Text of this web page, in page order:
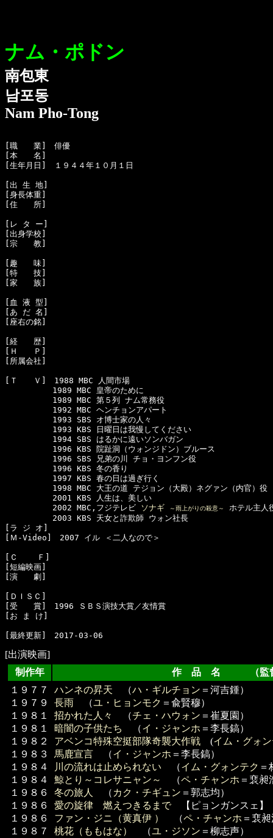
ナム・ポドン
南包東
남포동
Nam Pho-Tong
[職　　業]　俳優
[本　　名]
[生年月日]　１９４４年１０月１日
[出 生 地]
[身長体重]
[住　　所]
[レ タ ー]
[出身学校]
[宗　　教]
[趣　　味]
[特　　技]
[家　　族]
[血 液 型]
[あ だ 名]
[座右の銘]
[経　　歴]
[Ｈ　　Ｐ]
[所属会社]
[Ｔ　　Ｖ]　1988 MBC 人間市場
1989 MBC 皇帝のために
1989 MBC 第５列 ナム常務役
1992 MBC ヘンチョンアパート
1993 SBS オ博士家の人々
1993 KBS 日曜日は我慢してください
1994 SBS はるかに遠いソンバガン
1996 KBS 院趾洞（ウォンジドン）ブルース
1996 SBS 兄弟の川 チョ・ヨンフン役
1996 KBS 冬の香り
1997 KBS 春の日は過ぎ行く
1998 MBC 大王の道 テジョン（大殿）ネグァン（内官）役
2001 KBS 人生は、美しい
2002 MBC,フジテレビ
ソナギ ～雨上がりの殺意～
ホテル主人
2003 KBS 天女と詐欺師 ウォン社長
[ラ ジ オ]
[Ｍ-Video]　2007 イル ＜二人なので＞
[Ｃ    Ｆ]
[短編映画]
[演　　劇]
[ＤＩＳＣ]
[受　　賞]　1996 ＳＢＳ演技大賞／友情賞
[お ま け]
[出演映画]
制作年
作 品 名 （監督
１９７７
１９７９
１９８１
１９８１
１９８２
１９８３
１９８４
１９８４
１９８６
１９８６
１９８６
１９８７
ハンネの昇天 （ハ・ギルチョン ＝河吉鍾）
長雨 （ユ・ヒョンモク ＝兪賢穆）
招かれた人々
（チェ・ハウォン ＝崔夏園）
暗闇の子供たち
（イ・ジャンホ ＝李長鎬）
アベンコ特殊空挺部隊奇襲大作戦 (イム・グォ
馬鹿宣言 （イ・ジャンホ ＝李長鎬）
川の流れは止められない （イム・グォンテク ＝
鯨とり～コレサニャン～
（ペ・チャンホ ＝裵昶
冬の旅人
（ カク・チギュン ＝郭志均）
愛の旋律 燃えつきるまで【ピョンガンスェ
ファン・ジニ（黄真伊 ）
（ペ・チャンホ ＝裵
桃花（ももはな）
（ユ・ジソン ＝柳志声）